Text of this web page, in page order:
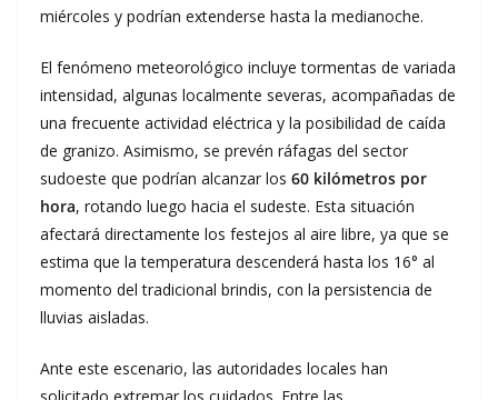
miércoles y podrían extenderse hasta la medianoche.
El fenómeno meteorológico incluye tormentas de variada
intensidad, algunas localmente severas, acompañadas de
una frecuente actividad eléctrica y la posibilidad de caída
de granizo. Asimismo, se prevén ráfagas del sector
sudoeste que podrían alcanzar los 60 kilómetros por
hora, rotando luego hacia el sudeste. Esta situación
afectará directamente los festejos al aire libre, ya que se
estima que la temperatura descenderá hasta los 16° al
momento del tradicional brindis, con la persistencia de
lluvias aisladas.
Ante este escenario, las autoridades locales han